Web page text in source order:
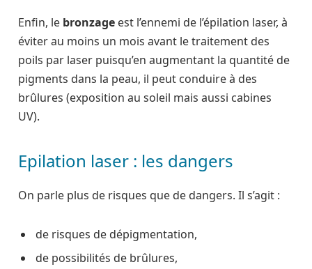
Enfin, le bronzage est l’ennemi de l’épilation laser, à
éviter au moins un mois avant le traitement des
poils par laser puisqu’en augmentant la quantité de
pigments dans la peau, il peut conduire à des
brûlures (exposition au soleil mais aussi cabines
UV).
Epilation laser : les dangers
On parle plus de risques que de dangers. Il s’agit :
de risques de dépigmentation,
de possibilités de brûlures,